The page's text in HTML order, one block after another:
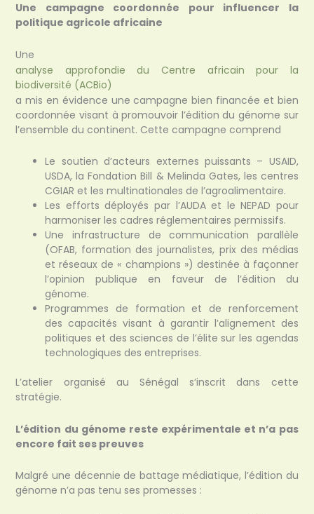
Une campagne coordonnée pour influencer la
politique agricole africaine
Une
analyse approfondie du Centre africain pour la
biodiversité (ACBio)
a mis en évidence une campagne bien financée et bien
coordonnée visant à promouvoir l’édition du génome sur
l’ensemble du continent. Cette campagne comprend
Le soutien d’acteurs externes puissants – USAID,
USDA, la Fondation Bill & Melinda Gates, les centres
CGIAR et les multinationales de l’agroalimentaire.
Les efforts déployés par l’AUDA et le NEPAD pour
harmoniser les cadres réglementaires permissifs.
Une infrastructure de communication parallèle
(OFAB, formation des journalistes, prix des médias
et réseaux de « champions ») destinée à façonner
l’opinion publique en faveur de l’édition du
génome.
Programmes de formation et de renforcement
des capacités visant à garantir l’alignement des
politiques et des sciences de l’élite sur les agendas
technologiques des entreprises.
L’atelier organisé au Sénégal s’inscrit dans cette
stratégie.
L’édition du génome reste expérimentale et n’a pas
encore fait ses preuves
Malgré une décennie de battage médiatique, l’édition du
génome n’a pas tenu ses promesses :